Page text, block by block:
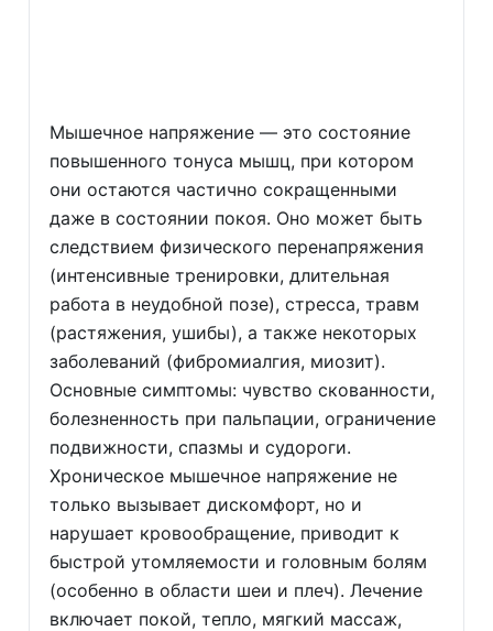
Мышечное напряжение — это состояние
повышенного тонуса мышц, при котором
они остаются частично сокращенными
даже в состоянии покоя. Оно может быть
следствием физического перенапряжения
(интенсивные тренировки, длительная
работа в неудобной позе), стресса, травм
(растяжения, ушибы), а также некоторых
заболеваний (фибромиалгия, миозит).
Основные симптомы: чувство скованности,
болезненность при пальпации, ограничение
подвижности, спазмы и судороги.
Хроническое мышечное напряжение не
только вызывает дискомфорт, но и
нарушает кровообращение, приводит к
быстрой утомляемости и головным болям
(особенно в области шеи и плеч). Лечение
включает покой, тепло, мягкий массаж,